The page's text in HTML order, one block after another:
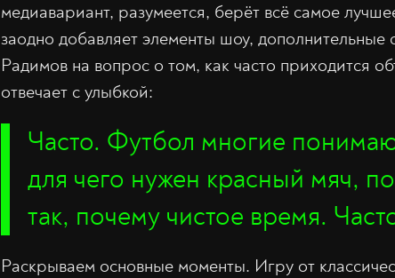
медиавариант, разумеется, берёт всё самое
заодно добавляет элементы шоу,
Радимов на вопрос о том, как часто приходится
отвечает с улыбкой:
Часто. Футбол многие
для чего нужен красный мяч,
так, почему чистое время.
Раскрываем основные моменты. Игру от